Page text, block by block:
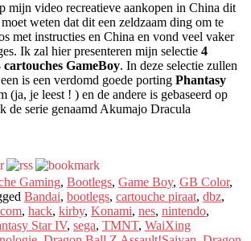
mijn video recreatieve aankopen in China dit
weten dat dit een zeldzaam ding om te
met instructies en China en vond veel vaker
Ik zal hier presenteren mijn selectie 4
GameBoy. In deze selectie zullen
is een verdomd goede porting Phantasy
(ja, je leest ! ) en de andere is gebaseerd op
de serie genaamd Akumajo Dracula
Gaming, Bootlegs, Game Boy, GB Color,
Bandai, bootlegs, cartouche piraat, dbz,
, hack, kirby, Konami, nes, nintendo,
Star IV, sega, TMNT, WaiXing